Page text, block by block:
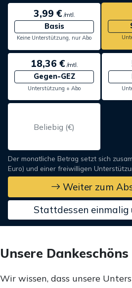
3,99 €/mtl.
Basis
Keine Unterstützung, nur Abo
18,36 €/mtl.
Gegen-GEZ
Unterstützung + Abo
Der monatliche Betrag setzt sich
Euro) und einer freiwilligen
Weiter zum
Stattdessen einmalig
Unsere
Wir wissen, dass unsere